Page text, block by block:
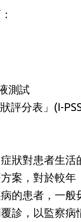
測試
評分表」(I-
狀對患者生活
案，對於較年
的患者，一般
診，以監察病